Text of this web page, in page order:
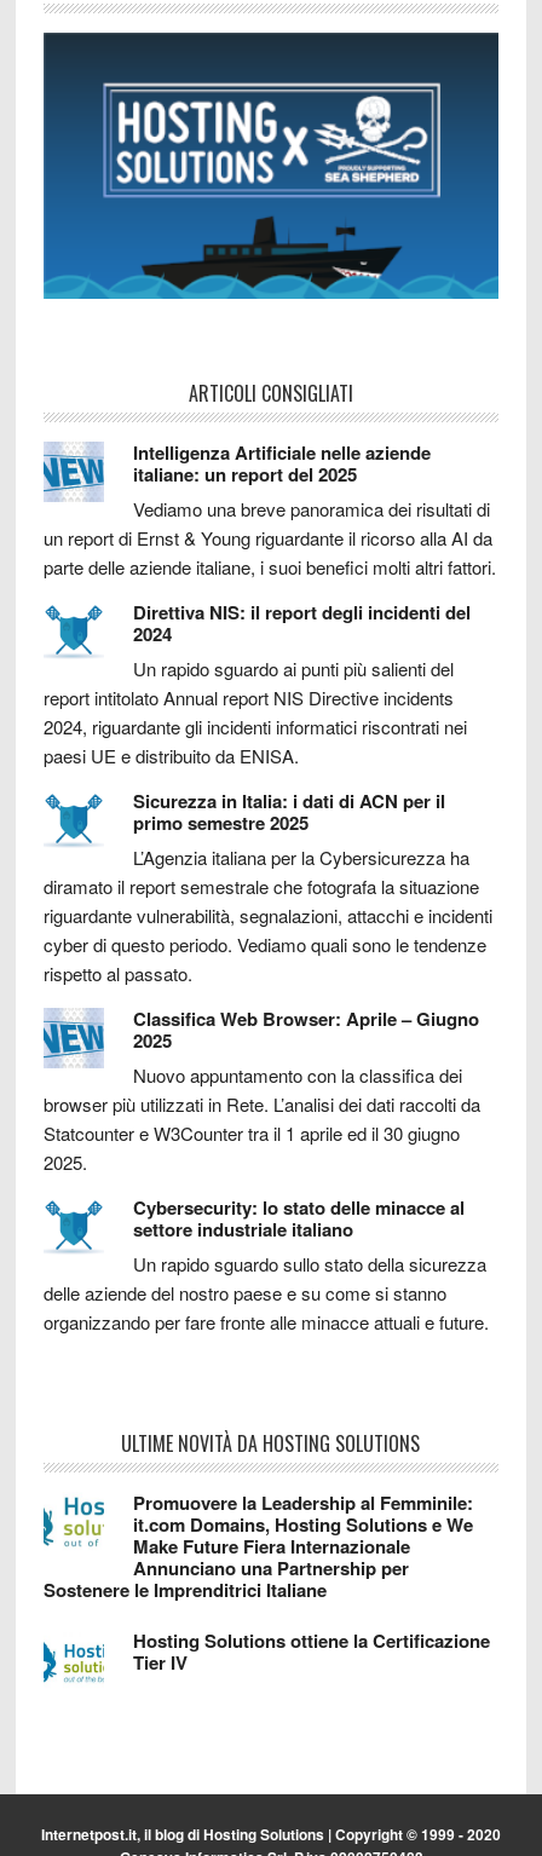
ARTICOLI CONSIGLIATI
Intelligenza Artificiale nelle aziende
italiane: un report del 2025
Vediamo una breve panoramica dei risultati di
un report di Ernst & Young riguardante il ricorso alla AI da
parte delle aziende italiane, i suoi benefici molti altri fattori.
Direttiva NIS: il report degli incidenti del
2024
Un rapido sguardo ai punti più salienti del
report intitolato Annual report NIS Directive incidents
2024, riguardante gli incidenti informatici riscontrati nei
paesi UE e distribuito da ENISA.
Sicurezza in Italia: i dati di ACN per il
primo semestre 2025
L’Agenzia italiana per la Cybersicurezza ha
diramato il report semestrale che fotografa la situazione
riguardante vulnerabilità, segnalazioni, attacchi e incidenti
cyber di questo periodo. Vediamo quali sono le tendenze
rispetto al passato.
Classifica Web Browser: Aprile – Giugno
2025
Nuovo appuntamento con la classifica dei
browser più utilizzati in Rete. L’analisi dei dati raccolti da
Statcounter e W3Counter tra il 1 aprile ed il 30 giugno
2025.
Cybersecurity: lo stato delle minacce al
settore industriale italiano
Un rapido sguardo sullo stato della sicurezza
delle aziende del nostro paese e su come si stanno
organizzando per fare fronte alle minacce attuali e future.
ULTIME NOVITÀ DA HOSTING SOLUTIONS
Promuovere la Leadership al Femminile:
it.com Domains, Hosting Solutions e We
Make Future Fiera Internazionale
Annunciano una Partnership per
Sostenere le Imprenditrici Italiane
Hosting Solutions ottiene la Certificazione
Tier IV
Internetpost.it, il blog diHosting Solutions | Copyright © 1999 - 2020